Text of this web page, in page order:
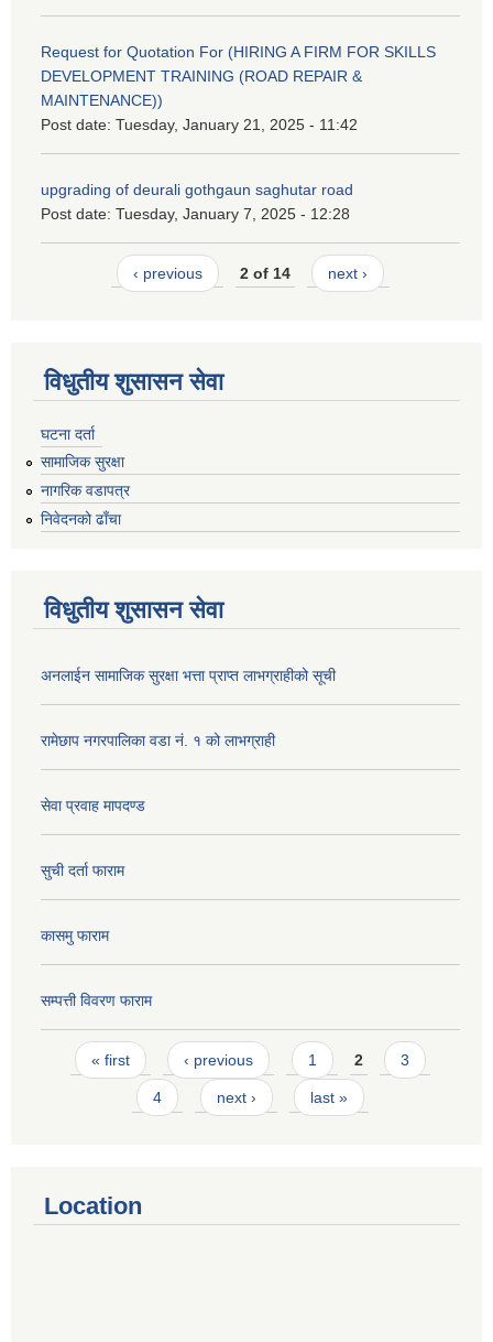
Request for Quotation For (HIRING A FIRM FOR SKILLS
DEVELOPMENT TRAINING (ROAD REPAIR &
MAINTENANCE))
Post date: Tuesday, January 21, 2025 - 11:42
upgrading of deurali gothgaun saghutar road
Post date: Tuesday, January 7, 2025 - 12:28
‹ previous 2 of 14 next ›
विधुतीय शुसासन सेवा
घटना दर्ता
सामाजिक सुरक्षा
नागरिक वडापत्र
निवेदनको ढाँचा
विधुतीय शुसासन सेवा
अनलाईन सामाजिक सुरक्षा भत्ता प्राप्त लाभग्राहीको सूची
रामेछाप नगरपालिका वडा नं. १ को लाभग्राही
सेवा प्रवाह मापदण्ड
सुची दर्ता फाराम
कासमु फाराम
सम्पत्ती विवरण फाराम
Pages
« first ‹ previous 1 2 3
4 next › last »
Location